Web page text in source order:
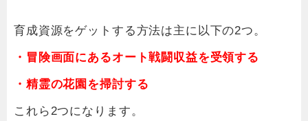
育成資源をゲットする方法は主に以下の2つ。
・冒険画面にあるオート戦闘収益を受領する
・精霊の花園を掃討する
これら2つになります。